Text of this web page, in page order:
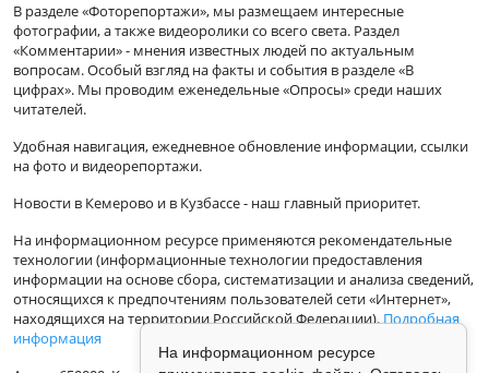
В разделе «Фоторепортажи», мы размещаем интересные
фотографии, а также видеоролики со всего света. Раздел
«Комментарии» - мнения известных людей по актуальным
вопросам. Особый взгляд на факты и события в разделе «В
цифрах». Мы проводим еженедельные «Опросы» среди наших
читателей.
Удобная навигация, ежедневное обновление информации, ссылки
на фото и видеорепортажи.
Новости в Кемерово и в Кузбассе - наш главный приоритет.
На информационном ресурсе применяются рекомендательные
технологии (информационные технологии предоставления
информации на основе сбора, систематизации и анализа сведений,
относящихся к предпочтениям пользователей сети «Интернет»,
находящихся на территории Российской Федерации).Подробная
информация
На информационном ресурсе